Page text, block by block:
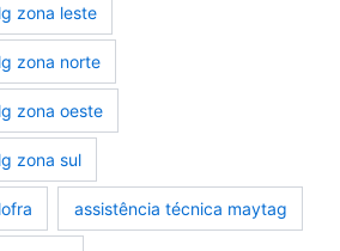
zona leste
zona norte
zona oeste
zona sul
assistência técnica maytag